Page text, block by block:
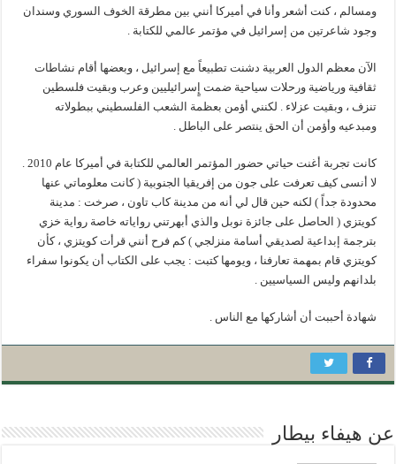
ومسالم ، كنت أشعر وأنا في أميركا أنني بين مطرقة الخوف السوري وسندان
وجود شاعرتين من إسرائيل في مؤتمر عالمي للكتابة .
الآن معظم الدول العربية دشنت تطبيعاً مع إسرائيل ، وبعضها أقام نشاطات
ثقافية ورياضية ورحلات سياحية ضمت إٍسرائيليين وعرب وبقيت فلسطين
تنزف ، وبقيت عزلاء . لكنني أؤمن بعظمة الشعب الفلسطيني ببطولاته
ومبدعيه وأؤمن أن الحق ينتصر على الباطل .
كانت تجربة أغنت حياتي حضور المؤتمر العالمي للكتابة في أميركا عام 2010 .
لا أنسى كيف تعرفت على جون من إفريقيا الجنوبية ( كانت معلوماتي عنها
محدودة جداً ) لكنه حين قال لي أنه من مدينة كاب تاون ، صرخت : مدينة
كويتزي ( الحاصل على جائزة نوبل والذي أبهرتني رواياته خاصة رواية خزي
بترجمة إبداعية لصديقي أسامة منزلجي ) كم فرح أنني قرأت كويتزي ، كأن
كويتزي قام بمهمة تعارفنا ، ويومها كتبت : يجب على الكتاب أن يكونوا سفراء
بلدانهم وليس السياسيين .
شهادة أحببت أن أشاركها مع الناس .
عن هيفاء بيطار